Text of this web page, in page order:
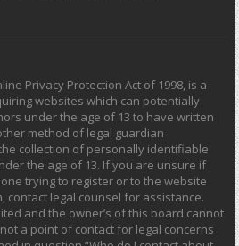
Privacy Protection Act of 1998, is a
websites which can potentially
under the age of 13 to have written
method of legal guardian
collection of personally identifiable
the age of 13. If you are unsure if
trying to register or to the website
contact legal counsel for assistance.
and the owner’s of this board cannot
a point of contact for legal concerns